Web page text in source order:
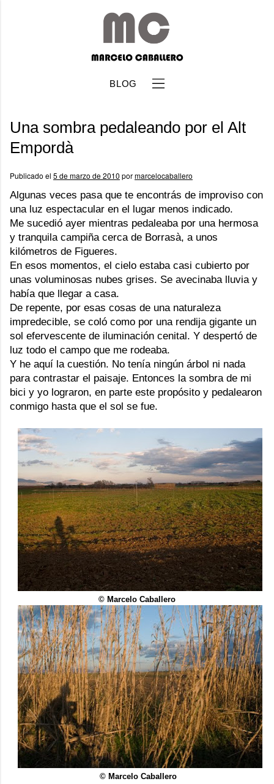
BLOG
Una sombra pedaleando por el Alt
Empordà
Publicado el 5 de marzo de 2010 pormarcelocaballero
Algunas veces pasa que te encontrás de improviso con
una luz espectacular en el lugar menos indicado.
Me sucedió ayer mientras pedaleaba por una hermosa
y tranquila campiña cerca de Borrasà, a unos
kilómetros de Figueres.
En esos momentos, el cielo estaba casi cubierto por
unas voluminosas nubes grises. Se avecinaba lluvia y
había que llegar a casa.
De repente, por esas cosas de una naturaleza
impredecible, se coló como por una rendija gigante un
sol efervescente de iluminación cenital. Y despertó de
luz todo el campo que me rodeaba.
Y he aquí la cuestión. No tenía ningún árbol ni nada
para contrastar el paisaje. Entonces la sombra de mi
bici y yo lograron, en parte este propósito y pedalearon
conmigo hasta que el sol se fue.
© Marcelo Caballero
© Marcelo Caballero